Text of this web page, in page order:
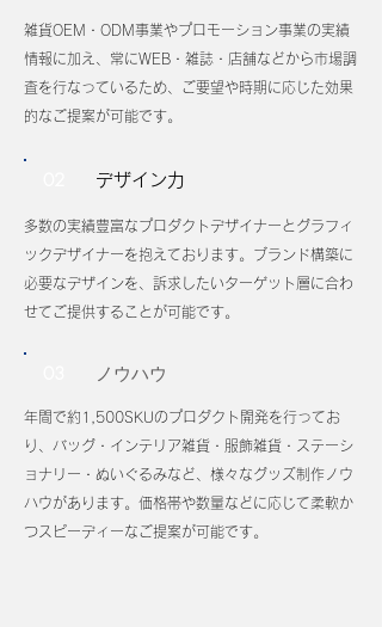
雑貨OEM・ODM事業やプロモーション事業の実績
情報に加え、常にWEB・雑誌・店舗などから市場調
査を行なっているため、ご要望や時期に応じた効果
的なご提案が可能です。
デザイン力
多数の実績豊富なプロダクトデザイナーとグラフィ
ックデザイナーを抱えております。ブランド構築に
必要なデザインを、訴求したいターゲット層に合わ
せてご提供することが可能です。
​ノウハウ
年間で約1,500SKUのプロダクト開発を行ってお
り、バッグ・インテリア雑貨・服飾雑貨・ステーシ
ョナリー・ぬいぐるみなど、様々なグッズ制作ノウ
ハウがあります。価格帯や数量などに応じて柔軟か
つスピーディーなご提案が可能です。